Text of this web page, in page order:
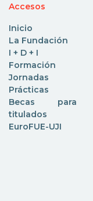
Accesos
Inicio
La Fundación
I + D + I
Formación
Jornadas
Prácticas
Becas para
titulados
EuroFUE-UJI